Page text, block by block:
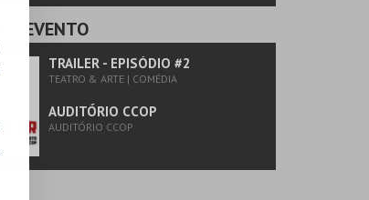
- EVENTO
TRAILER - EPISÓDIO #2
TEATRO & ARTE | COMÉDIA
AUDITÓRIO CCOP
AUDITÓRIO CCOP